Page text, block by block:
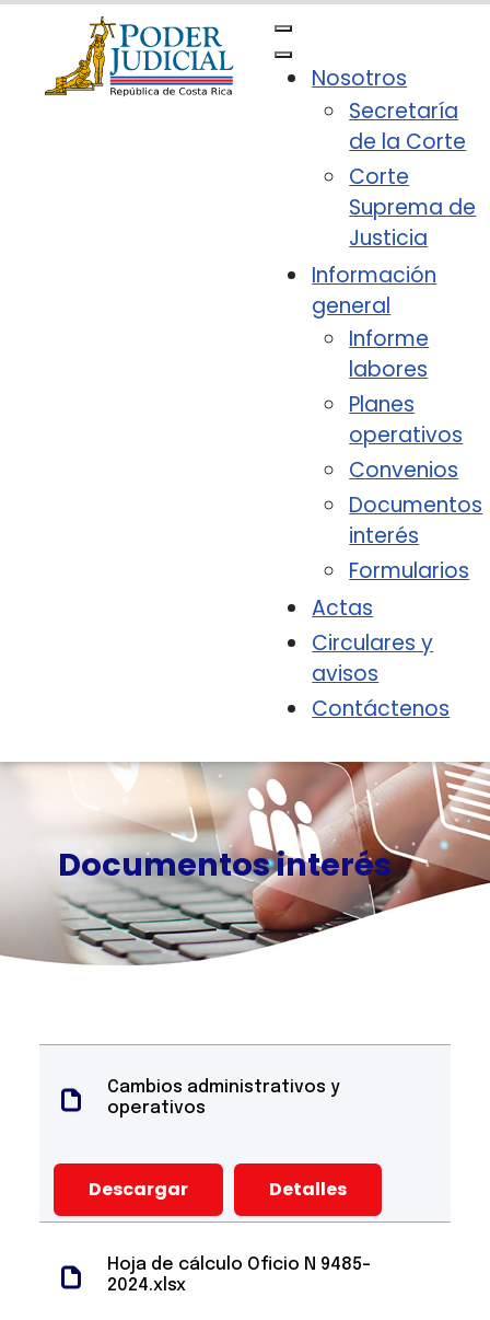
Nosotros
Secretaría
de la Corte
Corte
Suprema de
Justicia
Información
general
Informe
labores
Planes
operativos
Convenios
Documentos
interés
Formularios
Actas
Circulares y
avisos
Contáctenos
Documentos interés
Cambios administrativos y
operativos
Descargar Detalles
Hoja de cálculo Oficio N 9485-
2024.xlsx